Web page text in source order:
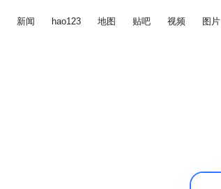
新闻 hao123 地图 贴吧 视频 图片